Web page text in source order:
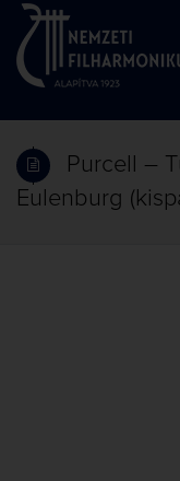
Purcell –
Eulenburg